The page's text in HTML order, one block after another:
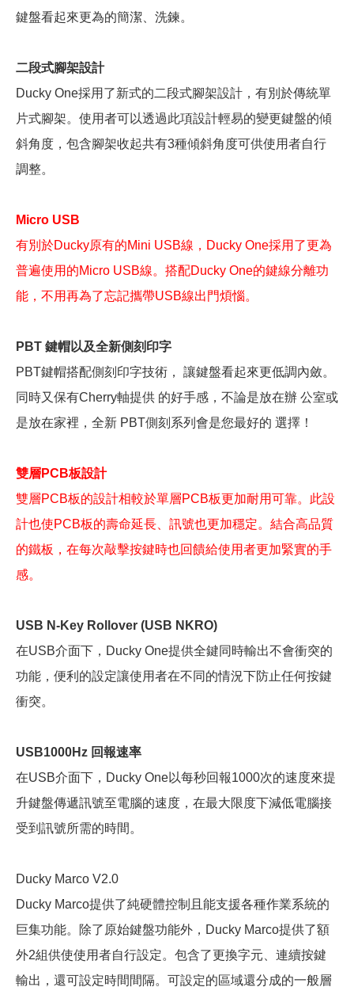
鍵盤看起來更為的簡潔、洗鍊。
二段式腳架設計
Ducky One採用了新式的二段式腳架設計，有別於傳統單
片式腳架。使用者可以透過此項設計輕易的變更鍵盤的傾
斜角度，包含腳架收起共有3種傾斜角度可供使用者自行
調整。
Micro USB
有別於Ducky原有的Mini USB線，Ducky One採用了更為
普遍使用的Micro USB線。搭配Ducky One的鍵線分離功
能，不用再為了忘記攜帶USB線出門煩惱。
PBT 鍵帽以及全新側刻印字
PBT鍵帽搭配側刻印字技術， 讓鍵盤看起來更低調內斂。
同時又保有Cherry軸提供 的好手感，不論是放在辦 公室或
是放在家裡，全新 PBT側刻系列會是您最好的 選擇！
雙層PCB板設計
雙層PCB板的設計相較於單層PCB板更加耐用可靠。此設
計也使PCB板的壽命延長、訊號也更加穩定。結合高品質
的鐵板，在每次敲擊按鍵時也回饋給使用者更加緊實的手
感。
USB N-Key Rollover (USB NKRO)
在USB介面下，Ducky One提供全鍵同時輸出不會衝突的
功能，便利的設定讓使用者在不同的情況下防止任何按鍵
衝突。
USB1000Hz 回報速率
在USB介面下，Ducky One以每秒回報1000次的速度來提
升鍵盤傳遞訊號至電腦的速度，在最大限度下減低電腦接
受到訊號所需的時間。
Ducky Marco V2.0
Ducky Marco提供了純硬體控制且能支援各種作業系統的
巨集功能。除了原始鍵盤功能外，Ducky Marco提供了額
外2組供使使用者自行設定。包含了更換字元、連續按鍵
輸出，還可設定時間間隔。可設定的區域還分成的一般層